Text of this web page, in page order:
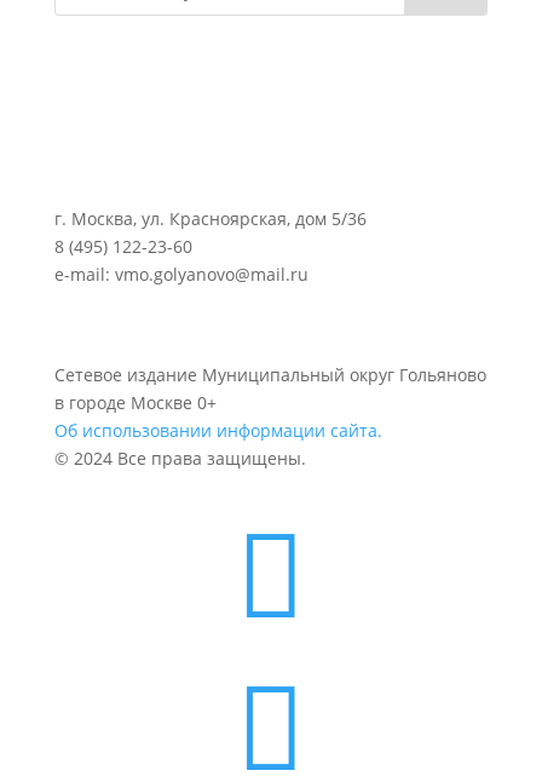
г. Москва, ул. Красноярская, дом 5/36
8 (495) 122-23-60
e-mail: vmo.golyanovo@mail.ru
Сетевое издание Муниципальный округ Гольяново
в городе Москве 0+
Об использовании информации сайта.
© 2024 Все права защищены.

